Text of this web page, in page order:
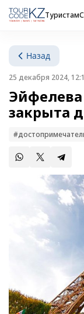
Туристам
Назад
25 декабря 2024,
закрыта